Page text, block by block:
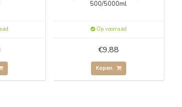
500/5000ml
Op voorraad
€9,88
Kopen